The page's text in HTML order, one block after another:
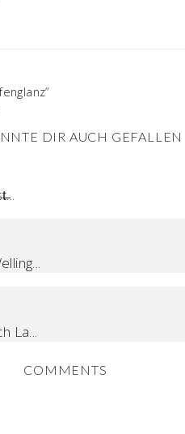
DIR AUCH GEFALLEN
La...
COMMENTS